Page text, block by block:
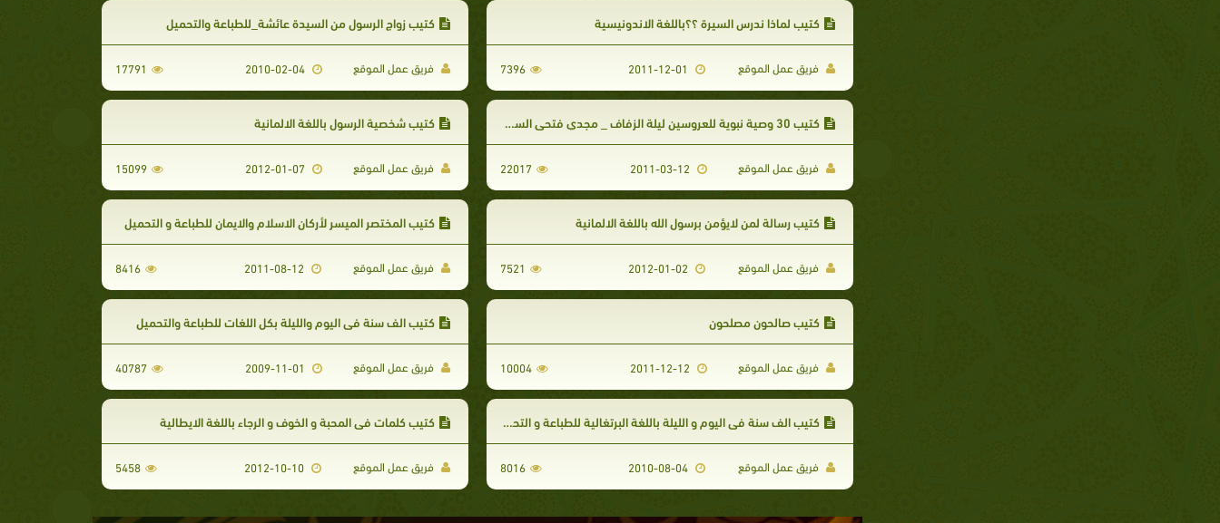
كتيب لماذا ندرس السيرة ؟؟باللغة الاندونيسية
فريق عمل الموقع 7396
كتيب زواج الرسول من السيدة عائشة_للطباعة والتحميل
فريق عمل الموقع 17791
كتيب 30 وصية نبوية للعروسين ليلة الزفاف _ مجدي فتحي السيد للطباعة و التحميل
فريق عمل الموقع 22017
كتيب شخصية الرسول باللغة الالمانية
فريق عمل الموقع 15099
كتيب رسالة لمن لايؤمن برسول الله باللغة الالمانية
فريق عمل الموقع 7521
كتيب المختصر الميسر لأركان الاسلام والايمان للطباعة و التحميل
فريق عمل الموقع 8416
كتيب صالحون مصلحون
فريق عمل الموقع 10004
كتيب الف سنة في اليوم والليلة بكل اللغات للطباعة والتحميل
فريق عمل الموقع 40787
كتيب الف سنة في اليوم و الليلة باللغة البرتغالية للطباعة و التحميل
فريق عمل الموقع 8016
كتيب كلمات في المحبة و الخوف و الرجاء باللغة الايطالية
فريق عمل الموقع 2012-10-10
5458